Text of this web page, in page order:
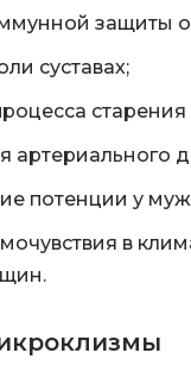
защиты
суставах;
старения
артериального
потенции у
в